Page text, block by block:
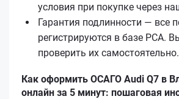
условия при покупке через
Гарантия подлинности — все
регистрируются в базе РСА.
проверить их самостоятельно.
Как оформить ОСАГО Audi Q7 в
онлайн за 5 минут: пошаговая